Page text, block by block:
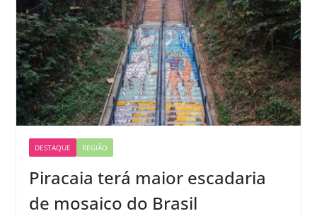
DESTAQUE REGIÃO
Piracaia terá maior escadaria
de mosaico do Brasil